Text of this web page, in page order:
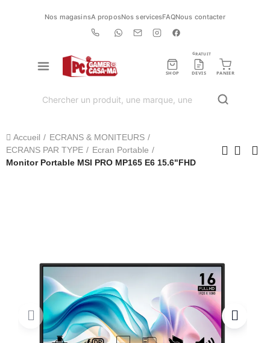
Nos magasinsA proposNos servicesFAQNous contacter
SHOP DEVIS
GRATUIT
PANIER
Accueil
ECRANS & MONITEURS
ECRANS PAR TYPE
Ecran Portable
Monitor Portable MSI PRO MP165 E6 15.6"FHD